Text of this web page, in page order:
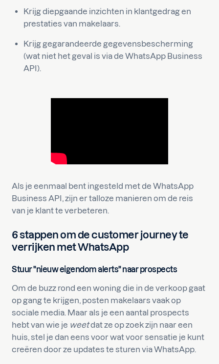
Krijg diepgaande inzichten in klantgedrag en
prestaties van makelaars.
Krijg gegarandeerde gegevensbescherming
(wat niet het geval is via de WhatsApp Business
API).
Als je eenmaal bent ingesteld met de WhatsApp
Business API, zijn er talloze manieren om de reis
van je klant te verbeteren.
6 stappen om de customer journey te
verrijken met WhatsApp
Stuur "nieuw eigendom alerts" naar prospects
Om de buzz rond een woning die in de verkoop gaat
op gang te krijgen, posten makelaars vaak op
sociale media. Maar als je een aantal prospects
hebt van wie je weetdat ze op zoek zijn naar een
huis, stel je dan eens voor wat voor sensatie je kunt
creëren door ze updates te sturen via WhatsApp.